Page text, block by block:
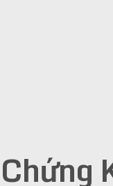
Chứng